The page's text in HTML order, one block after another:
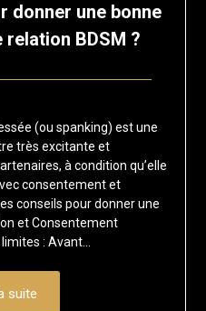
donner une bonne
BDSM ?
1
février
(ou spanking) est une
très excitante et
à condition qu’elle
consentement et
conseils pour donner une
et Consentement
: Avant…
suite